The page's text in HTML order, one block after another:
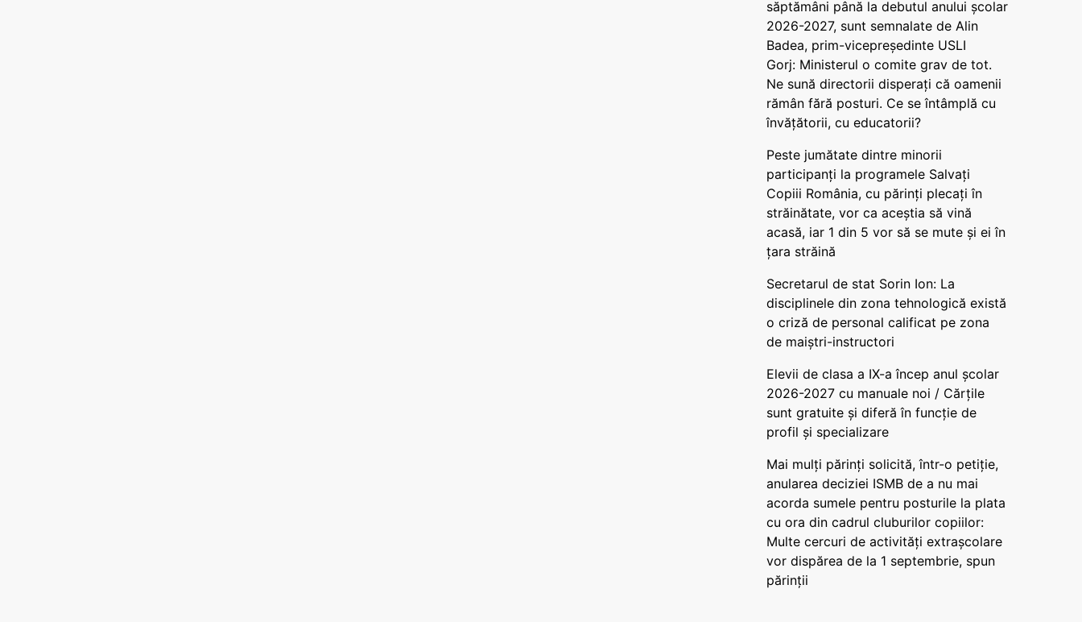
săptămâni până la debutul anului școlar
2026-2027, sunt semnalate de Alin
Badea, prim-vicepreședinte USLI
Gorj: Ministerul o comite grav de tot.
Ne sună directorii disperați că oamenii
rămân fără posturi. Ce se întâmplă cu
învățătorii, cu educatorii?
Peste jumătate dintre minorii
participanți la programele Salvați
Copiii România, cu părinți plecați în
străinătate, vor ca aceștia să vină
acasă, iar 1 din 5 vor să se mute și ei în
țara străină
Secretarul de stat Sorin Ion: La
disciplinele din zona tehnologică există
o criză de personal calificat pe zona
de maiștri-instructori
Elevii de clasa a IX-a încep anul școlar
2026-2027 cu manuale noi / Cărțile
sunt gratuite și diferă în funcție de
profil și specializare
Mai mulți părinți solicită, într-o petiție,
anularea deciziei ISMB de a nu mai
acorda sumele pentru posturile la plata
cu ora din cadrul cluburilor copiilor:
Multe cercuri de activități extrașcolare
vor dispărea de la 1 septembrie, spun
părinții